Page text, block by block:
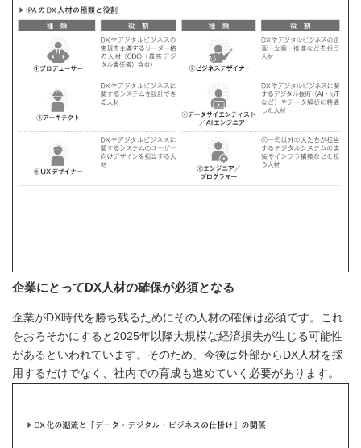
企業にとってDX人材の確保が必須となる
企業がDX時代を勝ち残るためにその人材の確保は必須です。これ
をおろそかにすると2025年以降大規模な経済損失が生じる可能性
があるといわれています。そのため、今後は外部からDX人材を採
用するだけでなく、社内での育成も進めていく必要があります。